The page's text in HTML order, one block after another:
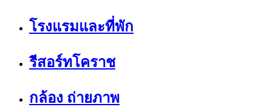
โรงแรมและที่พัก
รีสอร์ทโคราช
กล้อง ถ่ายภาพ